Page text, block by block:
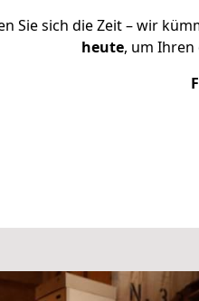
Sie sich die Zeit – wir
heute, um